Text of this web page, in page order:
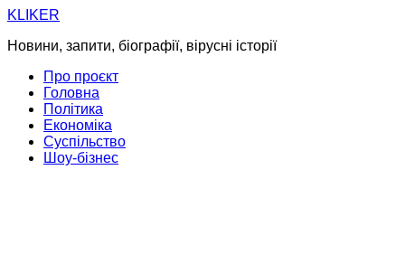
Skip
content
KLIKER
Новини, запити, біографії, вірусні історії
Про проєкт
Головна
Політика
Економіка
Суспільство
Шоу-бізнес